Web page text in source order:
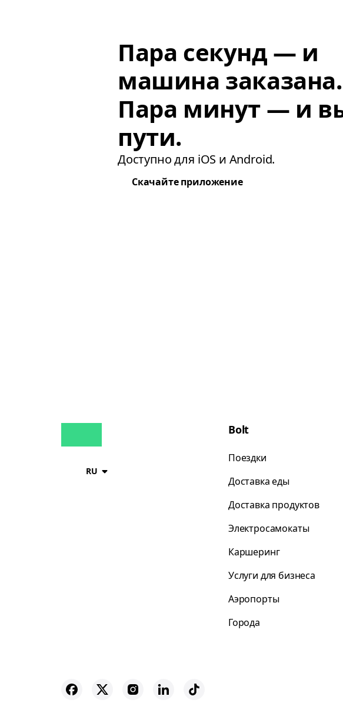
Пара секунд — и
машина заказана.
Пара минут — и
пути.
Доступно для iOS и Android.
Скачайте приложение
RU
Bolt
Поездки
Доставка еды
Доставка продуктов
Электросамокаты
Каршеринг
Услуги для бизнеса
Аэропорты
Города